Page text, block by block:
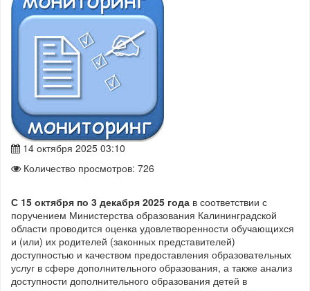
14 октября 2025 03:10
Количество просмотров: 726
С 15 октября по 3 декабря 2025 года в соответствии с
поручением Министерства образования Калининградской
области проводится оценка удовлетворенности обучающихся
и (или) их родителей (законных представителей)
доступностью и качеством предоставления образовательных
услуг в сфере дополнительного образования, а также анализ
доступности дополнительного образования детей в